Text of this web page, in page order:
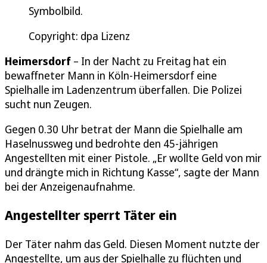
Symbolbild.
Copyright: dpa Lizenz
Heimersdorf – In der Nacht zu Freitag hat ein
bewaffneter Mann in Köln-Heimersdorf eine
Spielhalle im Ladenzentrum überfallen. Die Polizei
sucht nun Zeugen.
Gegen 0.30 Uhr betrat der Mann die Spielhalle am
Haselnussweg und bedrohte den 45-jährigen
Angestellten mit einer Pistole. „Er wollte Geld von mir
und drängte mich in Richtung Kasse“, sagte der Mann
bei der Anzeigenaufnahme.
Angestellter sperrt Täter ein
Der Täter nahm das Geld. Diesen Moment nutzte der
Angestellte, um aus der Spielhalle zu flüchten und